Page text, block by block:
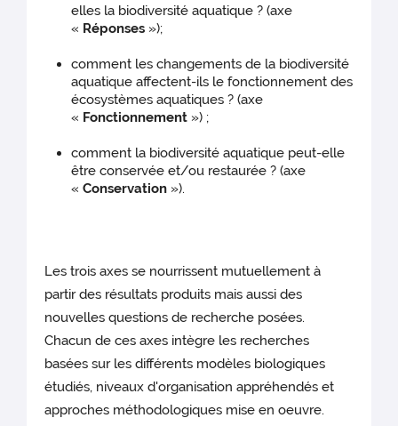
elles la biodiversité aquatique ? (axe
« Réponses »);
comment les changements de la biodiversité
aquatique affectent-ils le fonctionnement des
écosystèmes aquatiques ? (axe
« Fonctionnement ») ;
comment la biodiversité aquatique peut-elle
être conservée et/ou restaurée ? (axe
«Conservation »).
Les trois axes se nourrissent mutuellement à
partir des résultats produits mais aussi des
nouvelles questions de recherche posées.
Chacun de ces axes intègre les recherches
basées sur les différents modèles biologiques
étudiés, niveaux d'organisation appréhendés et
approches méthodologiques mise en oeuvre.